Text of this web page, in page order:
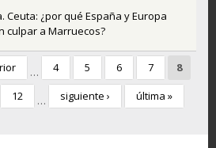
Ceuta: ¿por qué España y Europa
culpar a Marruecos?
… 4 5 6 7
8
12 … siguiente › última »